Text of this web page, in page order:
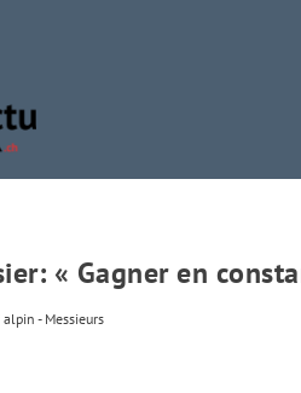
« Gagner en
alpin - Messieurs